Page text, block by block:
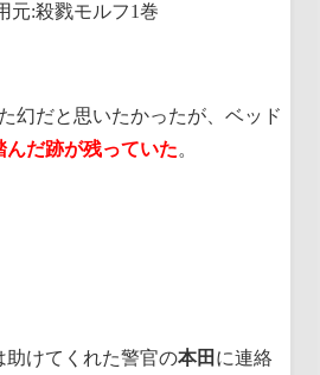
:殺戮モルフ1巻
幻だと思いたかったが、ベッド
んだ跡が残っていた。
助けてくれた警官の本田 に連絡